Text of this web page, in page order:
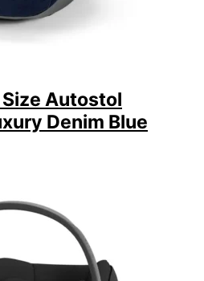
Autostol
Denim Blue